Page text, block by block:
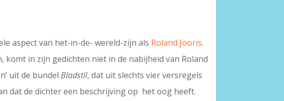
aspect van het-in-de- wereld-zijn als Roland Jooris.
komt in zijn gedichten niet in de nabijheid van Roland
uit de bundelBladstil, dat uit slechts vier versregels
dat de dichter een beschrijving op het oog heeft.